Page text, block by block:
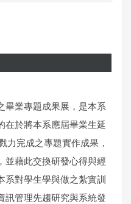
業專題成果展，是本系
在於將本系應屆畢業生延
力完成之專題實作成果，
並藉此交換研發心得與經
系對學生學與做之紮實訓
訊管理先趨研究與系統發